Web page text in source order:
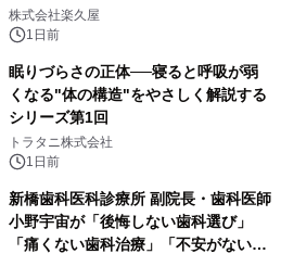
メニューを提供
株式会社楽久屋
1日前
眠りづらさの正体──寝ると呼吸が弱
くなる"体の構造"をやさしく解説する
シリーズ第1回
トラタニ株式会社
1日前
新橋歯科医科診療所 副院長・歯科医師
小野宇宙が「後悔しない歯科選び」
「痛くない歯科治療」「不安がない治